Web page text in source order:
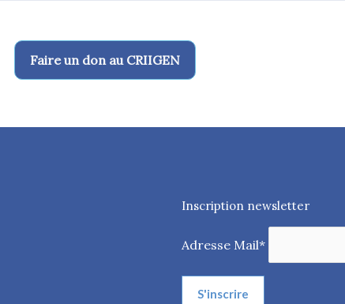
Faire un don au CRIIGEN
Inscription newsletter
Adresse Mail*